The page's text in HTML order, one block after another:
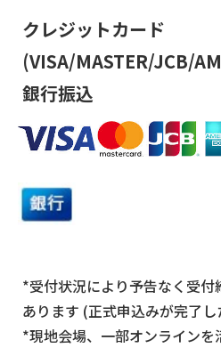
クレジットカード
(VISA/MASTER/JCB/
銀行振込
*受付状況により予告なく受
あります (正式申込みが完了
*現地会場、一部オンライン